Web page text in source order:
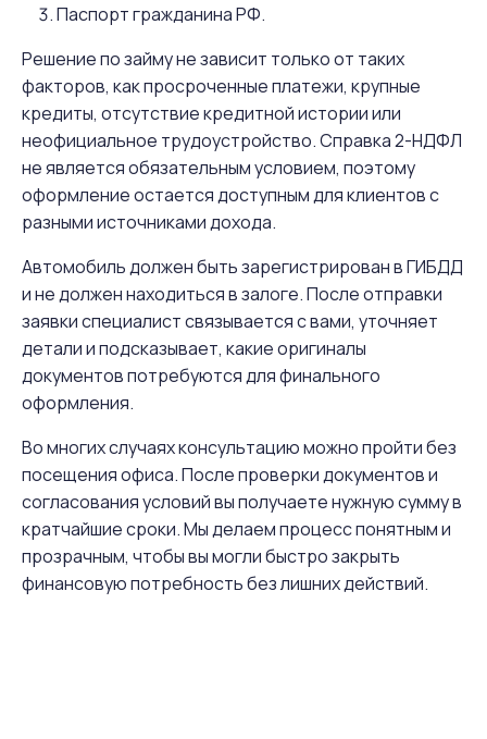
Паспорт гражданина РФ.
Решение по займу не зависит только от таких
факторов, как просроченные платежи, крупные
кредиты, отсутствие кредитной истории или
неофициальное трудоустройство. Справка 2-НДФЛ
не является обязательным условием, поэтому
оформление остается доступным для клиентов с
разными источниками дохода.
Автомобиль должен быть зарегистрирован в ГИБДД
и не должен находиться в залоге. После отправки
заявки специалист связывается с вами, уточняет
детали и подсказывает, какие оригиналы
документов потребуются для финального
оформления.
Во многих случаях консультацию можно пройти без
посещения офиса. После проверки документов и
согласования условий вы получаете нужную сумму в
кратчайшие сроки. Мы делаем процесс понятным и
прозрачным, чтобы вы могли быстро закрыть
финансовую потребность без лишних действий.